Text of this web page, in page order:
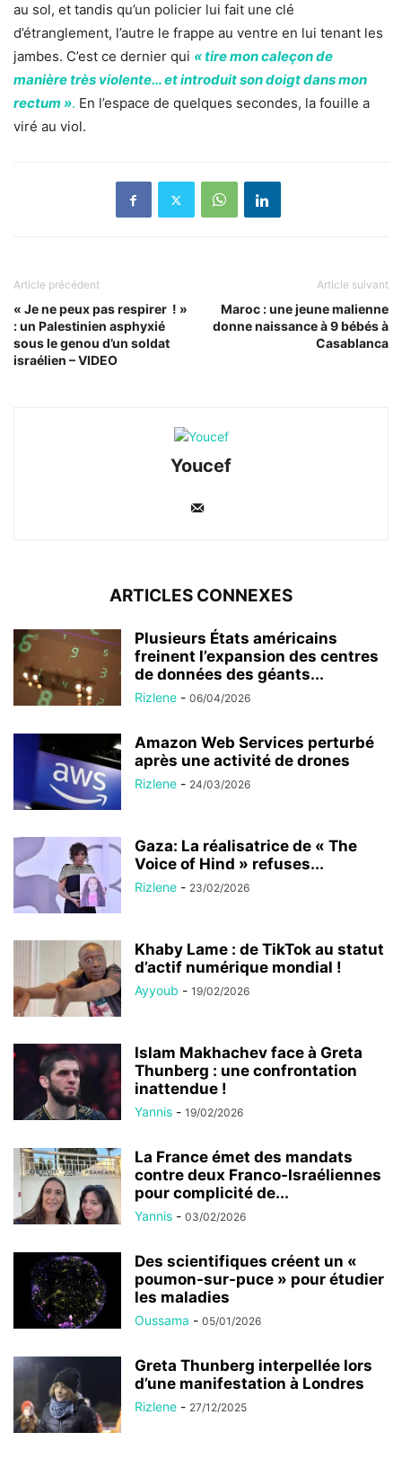
au sol, et tandis qu’un policier lui fait une clé
d’étranglement, l’autre le frappe au ventre en lui tenant les
jambes. C’est ce dernier qui « tire mon caleçon de
manière très violente… et introduit son doigt dans mon
rectum ». En l’espace de quelques secondes, la fouille a
viré au viol.
Article précédent
« Je ne peux pas respirer ! »
: un Palestinien asphyxié
sous le genou d’un soldat
israélien – VIDEO
Article suivant
Maroc : une jeune malienne
donne naissance à 9 bébés à
Casablanca
Youcef
ARTICLES CONNEXES
Plusieurs États américains
freinent l’expansion des centres
de données des géants...
Rizlene - 06/04/2026
Amazon Web Services perturbé
après une activité de drones
Rizlene - 24/03/2026
Gaza: La réalisatrice de « The
Voice of Hind » refuses...
Rizlene - 23/02/2026
Khaby Lame : de TikTok au statut
d’actif numérique mondial !
Ayyoub - 19/02/2026
Islam Makhachev face à Greta
Thunberg : une confrontation
inattendue !
Yannis - 19/02/2026
La France émet des mandats
contre deux Franco-Israéliennes
pour complicité de...
Yannis - 03/02/2026
Des scientifiques créent un «
poumon-sur-puce » pour étudier
les maladies
Oussama - 05/01/2026
Greta Thunberg interpellée lors
d’une manifestation à Londres
Rizlene - 27/12/2025